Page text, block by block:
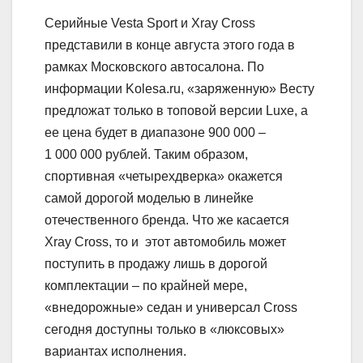
Серийные Vesta Sport и Xray Cross
представили в конце августа этого года в
рамках Московского автосалона. По
информации Kolesa.ru, «заряженную» Весту
предложат только в топовой версии Luxe, а
ее цена будет в диапазоне 900 000 –
1 000 000 рублей. Таким образом,
спортивная «четырехдверка» окажется
самой дорогой моделью в линейке
отечественного бренда. Что же касается
Xray Cross, то и этот автомобиль может
поступить в продажу лишь в дорогой
комплектации – по крайней мере,
«внедорожные» седан и универсал Cross
сегодня доступны только в «люксовых»
вариантах исполнения.